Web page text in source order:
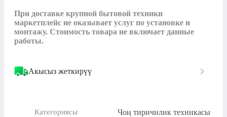
При доставке крупной бытовой техники
маркетплейс не оказывает услуг по установке и
монтажу. Стоимость товара не включает данные
работы.
Акысыз жеткирүү
Категориясы Чоң тиричилик техникасы